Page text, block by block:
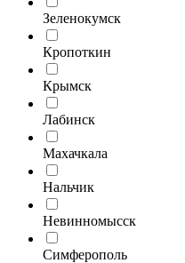
Зеленокумск
Кропоткин
Крымск
Лабинск
Махачкала
Нальчик
Невинномысск
Симферополь